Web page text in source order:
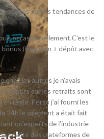
basées sur les tendances de
occasionnellement.C’est le
(free spin + dépôt avec
chez les autres je n’avais
négatifs sur les retraits sont
en règle. Perso j’ai fourni les
24h le virement a était fait
qu’experts de l’industrie
qualité des plateformes de